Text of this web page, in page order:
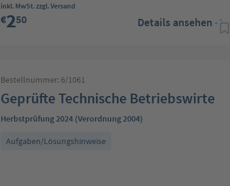
Regulärer Preis:
inkl. MwSt. zzgl. Versand
€250 Details ansehen
Bestellnummer: 6/1061
Geprüfte Technische Betriebswirte
Herbstprüfung 2024 (Verordnung 2004)
Aufgaben/Lösungshinweise